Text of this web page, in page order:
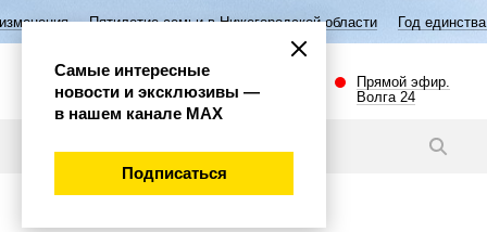
семьи в Нижегородской области Год единства народов
Прямой эфир.
Волга 24
Самые интересные
новости и эксклюзивы —
в нашем канале МАХ
Подписаться